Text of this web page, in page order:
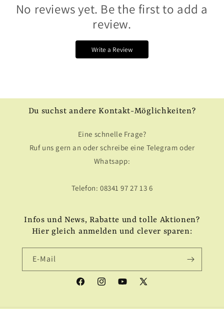
No reviews yet. Be the first to add a
review.
Write a Review
Du suchst andere Kontakt-Möglichkeiten?
Eine schnelle Frage?
Ruf uns gern an oder schreibe eine Telegram oder
Whatsapp:
Telefon: 08341 97 27 13 6
Infos und News, Rabatte und tolle Aktionen?
Hier gleich anmelden und clever sparen:
E-Mail
FacebookInstagramYouTube
X